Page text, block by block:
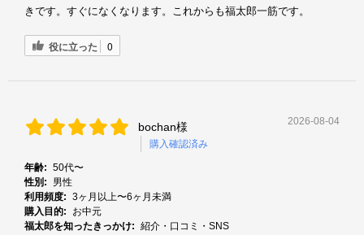
きです。すぐになくなります。これからも福太郎一筋です。
役に立った 0
bochan様
購入確認済み
2026-08-04
年齢: 50代〜
性別:
男性
利用頻度: 3ヶ月以上〜6ヶ月未満
購入目的:
お中元
福太郎を知ったきっかけ: 紹介・口コミ・SNS